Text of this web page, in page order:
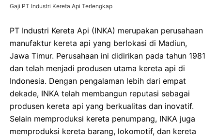
Gaji PT Industri Kereta Api Terlengkap
PT Industri Kereta Api (INKA) merupakan perusahaan
manufaktur kereta api yang berlokasi di Madiun,
Jawa Timur. Perusahaan ini didirikan pada tahun 1981
dan telah menjadi produsen utama kereta api di
Indonesia. Dengan pengalaman lebih dari empat
dekade, INKA telah membangun reputasi sebagai
produsen kereta api yang berkualitas dan inovatif.
Selain memproduksi kereta penumpang, INKA juga
memproduksi kereta barang, lokomotif, dan kereta